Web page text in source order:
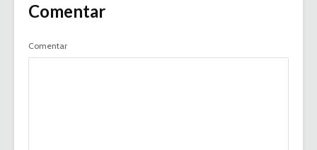
Comentar
Comentar